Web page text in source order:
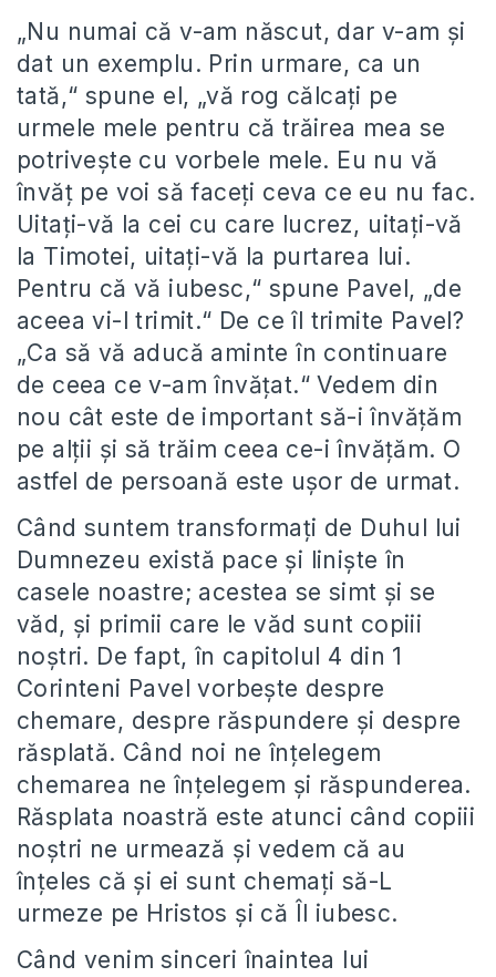
„Nu numai că v-am născut, dar v-am şi
dat un exemplu. Prin urmare, ca un
tată,“ spune el, „vă rog călcaţi pe
urmele mele pentru că trăirea mea se
potriveşte cu vorbele mele. Eu nu vă
învăţ pe voi să faceţi ceva ce eu nu fac.
Uitaţi-vă la cei cu care lucrez, uitaţi-vă
la Timotei, uitaţi-vă la purtarea lui.
Pentru că vă iubesc,“ spune Pavel, „de
aceea vi-l trimit.“ De ce îl trimite Pavel?
„Ca să vă aducă aminte în continuare
de ceea ce v-am învăţat.“ Vedem din
nou cât este de important să-i învăţăm
pe alţii şi să trăim ceea ce-i învăţăm. O
astfel de persoană este uşor de urmat.
Când suntem transformaţi de Duhul lui
Dumnezeu există pace şi linişte în
casele noastre; acestea se simt şi se
văd, şi primii care le văd sunt copiii
noştri. De fapt, în capitolul 4 din 1
Corinteni Pavel vorbeşte despre
chemare, despre răspundere şi despre
răsplată. Când noi ne înţelegem
chemarea ne înţelegem şi răspunderea.
Răsplata noastră este atunci când copiii
noştri ne urmează şi vedem că au
înţeles că şi ei sunt chemaţi să-L
urmeze pe Hristos şi că Îl iubesc.
Când venim sinceri înaintea lui